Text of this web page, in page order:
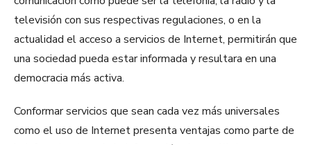
televisión con sus respectivas regulaciones, o en la
actualidad el acceso a servicios de Internet, permitirán que
una sociedad pueda estar informada y resultara en una
democracia más activa.
Conformar servicios que sean cada vez más universales
como el uso de Internet presenta ventajas como parte de